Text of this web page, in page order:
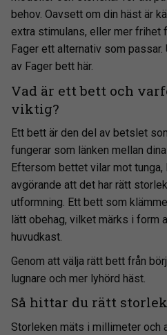
manuellt av oss.
behov. Oavsett om din häst är
extra stimulans, eller mer frihet
Fager ett alternativ som
av Fager bett här.
Vad är ett bett och
viktig?
Ett bett är den del av betslet
fungerar som länken mellan
Eftersom bettet vilar mot tunga,
avgörande att det har rätt
utformning. Ett bett som
lätt obehag, vilket märks i form
huvudkast.
Genom att välja rätt bett från
lugnare och mer lyhörd häst.
Så hittar du rätt
Storleken mäts i millimeter och